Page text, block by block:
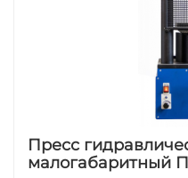
Пресс
малогабаритный